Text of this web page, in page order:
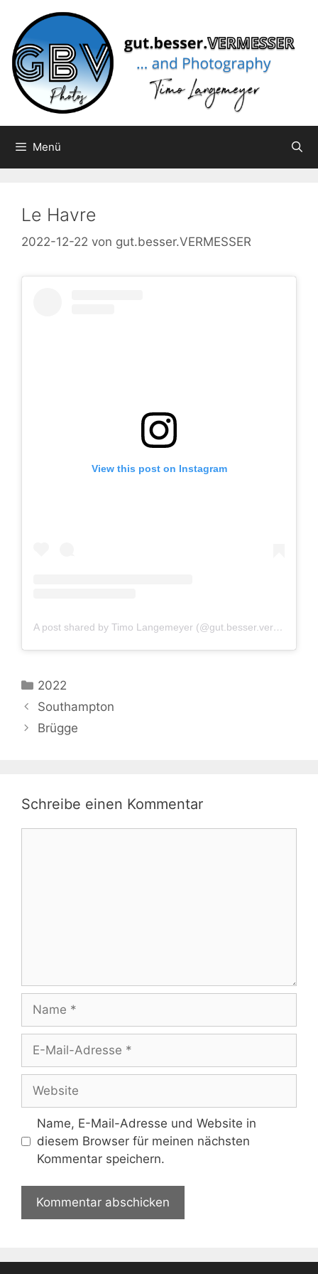
Inhalt
springen
Menü
Le Havre
2022-12-22 von gut.besser.VERMESSER
View this post on Instagram
A post shared by Timo Langemeyer (@gut.besser.vermesser)
Kategorien
2022
Southampton
Brügge
Schreibe einen Kommentar
Mail-
Adresse
Name, E-Mail-Adresse und Website in
diesem Browser für meinen nächsten
Kommentar speichern.